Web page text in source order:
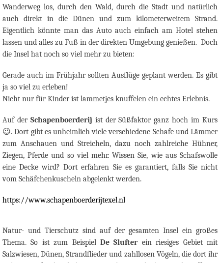
Wanderweg los, durch den Wald, durch die Stadt und natürlich
auch direkt in die Dünen und zum kilometerweitem Strand.
Eigentlich könnte man das Auto auch einfach am Hotel stehen
lassen und alles zu Fuß in der direkten Umgebung genießen. Doch
die Insel hat noch so viel mehr zu bieten:
Gerade auch im Frühjahr sollten Ausflüge geplant werden. Es gibt
ja so viel zu erleben!
Nicht nur für Kinder ist lammetjes knuffelen ein echtes Erlebnis.
Auf der Schapenboerderij ist der Süßfaktor ganz hoch im Kurs
😉. Dort gibt es unheimlich viele verschiedene Schafe und Lämmer
zum Anschauen und Streicheln, dazu noch zahlreiche Hühner,
Ziegen, Pferde und so viel mehr. Wissen Sie, wie aus Schafswolle
eine Decke wird? Dort erfahren Sie es garantiert, falls Sie nicht
vom Schäfchenkuscheln abgelenkt werden.
https://www.schapenboerderijtexel.nl
Natur- und Tierschutz sind auf der gesamten Insel ein großes
Thema. So ist zum Beispiel De Slufterein riesiges Gebiet mit
Salzwiesen, Dünen, Strandflieder und zahllosen Vögeln, die dort ihr